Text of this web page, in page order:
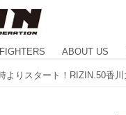
FIGHTERS ABOUT US